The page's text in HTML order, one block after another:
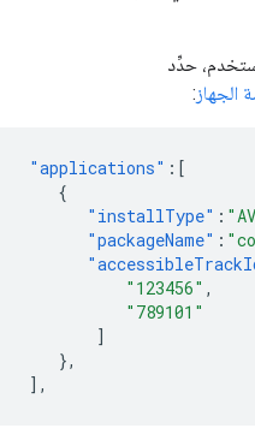
حدِّد
الجهاز:
"applications" :[
{
"installType" :
"packageName" :
"123456" ,
"789101"
]
},
],